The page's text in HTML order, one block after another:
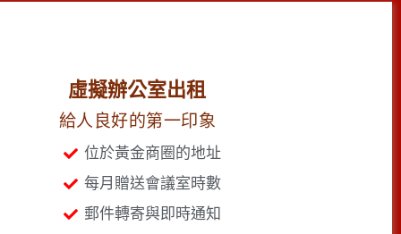
虛擬辦公室出租
給人良好的第一印象
位於黃金商圈的地址
每月贈送會議室時數
郵件轉寄與即時通知